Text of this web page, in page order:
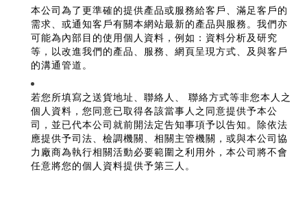
本公司為了更準確的提供產品或服務給客戶、滿足客戶的
需求、或通知客戶有關本網站最新的產品與服務。我們亦
可能為內部目的使用個人資料，例如：資料分析及研究
等，以改進我們的產品、服務、網頁呈現方式、及與客戶
的溝通管道。
若您所填寫之送貨地址、聯絡人、 聯絡方式等非您本人之
個人資料，您同意已取得各該當事人之同意提供予本公
司，並已代本公司就前開法定告知事項予以告知。除依法
應提供予司法、檢調機關、相關主管機關，或與本公司協
力廠商為執行相關活動必要範圍之利用外，本公司將不會
任意將您的個人資料提供予第三人。